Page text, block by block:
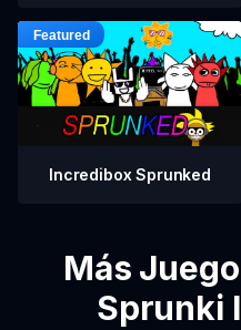
Incredibox Sprunked
Más
Sprunki